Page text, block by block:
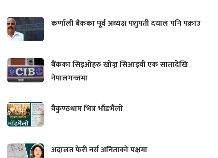
कर्णाली बैंकका पूर्व अध्यक्ष पशुपती दयाल पनि पक्राउ
बैंकका सिइओहरु खोज्न सिआइवी एक सातादेखि
नेपालगन्जमा
वैकुण्ठधाम भित्र भाँडभैलो
अदालत फेरी नर्स अनिताको पक्षमा